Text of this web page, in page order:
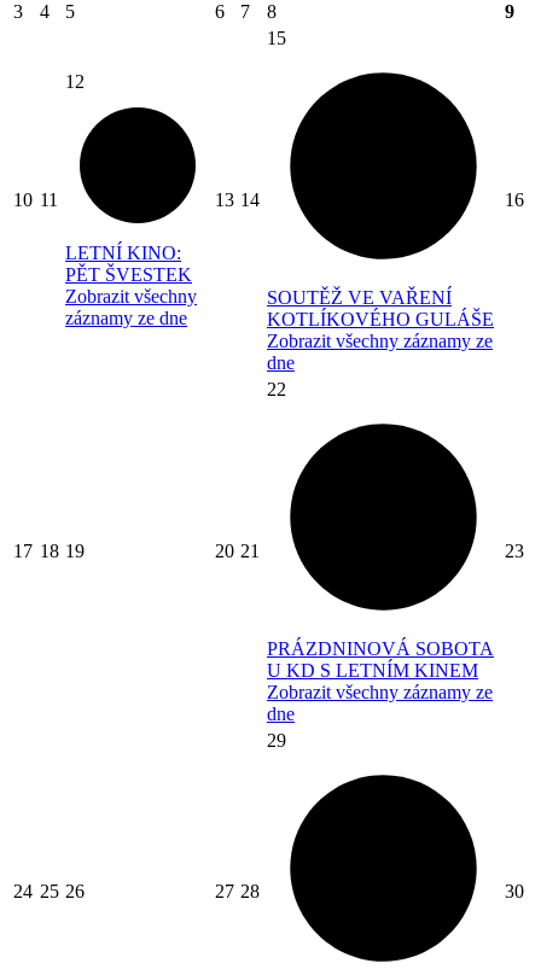
3
4 5 6 7 8 9
10 11
12
LETNÍ KINO:
PĚT ŠVESTEK
Zobrazit všechny
záznamy ze dne
13 14
15
SOUTĚŽ VE VAŘENÍ
KOTLÍKOVÉHO GULÁŠE
Zobrazit všechny záznamy ze
dne
16
17 18 19 20 21
22
PRÁZDNINOVÁ SOBOTA
U KD S LETNÍM KINEM
Zobrazit všechny záznamy ze
dne
23
24 25 26 27 28
29
30